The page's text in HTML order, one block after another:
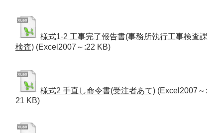
様式1-2 工事完了報告書(事務所執行工事検査課
検査) (Excel2007～:22 KB)
様式2 手直し命令書(受注者あて) (Excel2007～:
21 KB)